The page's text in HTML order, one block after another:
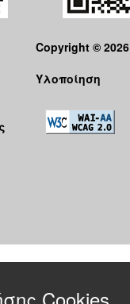
Copyright © 2026
Υλοποίηση